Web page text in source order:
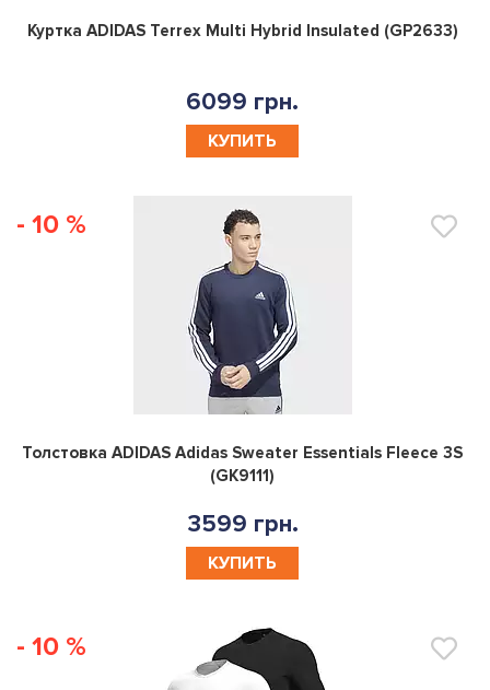
0
Куртка ADIDAS Terrex Multi Hybrid Insulated (GP2633)
6099 грн.
КУПИТЬ
- 10 %
0
Толстовка ADIDAS Adidas Sweater Essentials Fleece 3S
(GK9111)
3599 грн.
КУПИТЬ
- 10 %